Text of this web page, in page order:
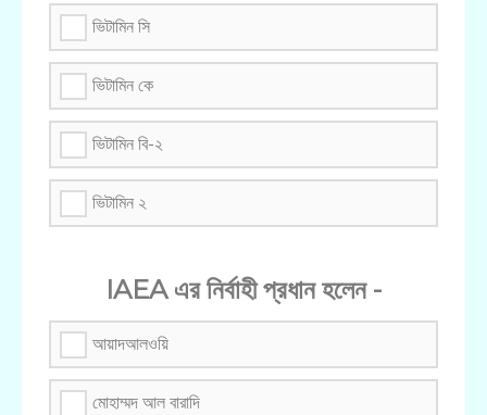
ভিটামিন সি
ভিটামিন কে
ভিটামিন বি-২
ভিটামিন ২
IAEA এর নির্বাহী প্রধান হলেন -
আয়াদআলওয়ি
মোহাম্মদ আল বারাদি